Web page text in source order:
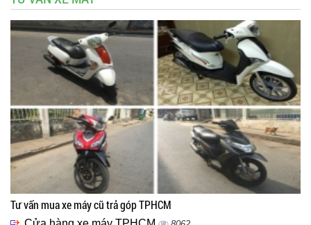
Tư vấn mua xe máy cũ trả góp TPHCM